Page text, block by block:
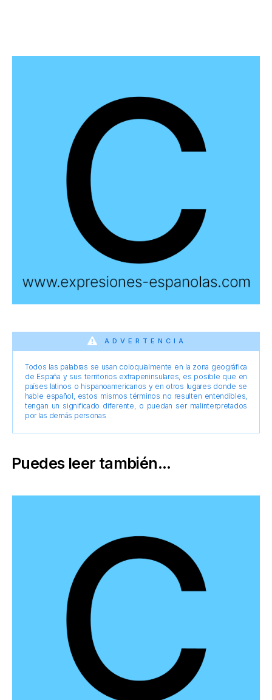
ADVERTENCIA
Todos las palabras se usan coloquialmente en la zona geográfica
de España y sus territorios extrapeninsulares, es posible que en
países latinos o hispanoamericanos y en otros lugares donde se
hable español, estos mismos términos no resulten entendibles,
tengan un significado diferente, o puedan ser malinterpretados
por las demás personas
Puedes leer también...